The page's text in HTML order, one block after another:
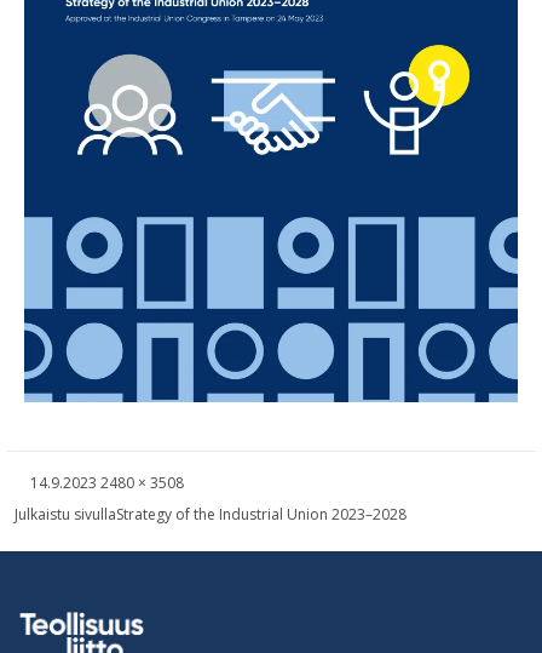
Kirjoitettu
14.9.2023 Täysikokoinen
2480 × 3508
Artikkelien
Julkaistu sivullaStrategy of the Industrial Union 2023–2028